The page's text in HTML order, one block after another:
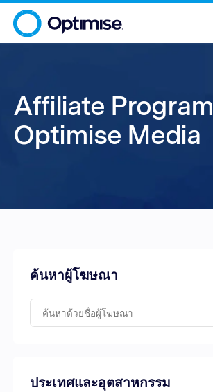
Affiliate Program |
Optimise Media
ค้นหาผู้โฆษณา
ประเทศและอุตสาหกรรม